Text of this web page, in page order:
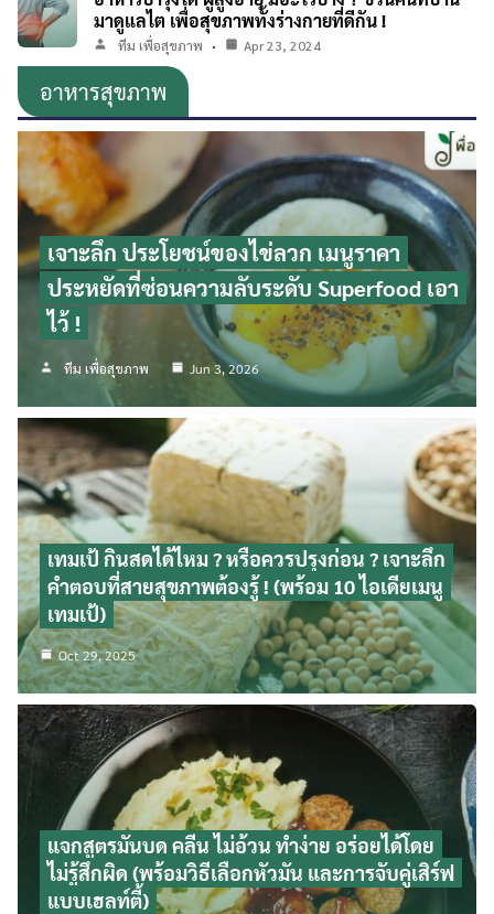
มาดูแลไต เพื่อสุขภาพทั้งร่างกายที่ดีกัน !
ทีม เพื่อสุขภาพ Apr 23, 2024
อาหารสุขภาพ
เจาะลึก ประโยชน์ของไข่ลวก เมนูราคา
ประหยัดที่ซ่อนความลับระดับ Superfood เอา
ไว้ !
ทีม เพื่อสุขภาพ Jun 3, 2026
เทมเป้ กินสดได้ไหม ? หรือควรปรุงก่อน ? เจาะลึก
คำตอบที่สายสุขภาพต้องรู้ ! (พร้อม 10 ไอเดียเมนู
เทมเป้)
Oct 29, 2025
แจกสูตรมันบด คลีน ไม่อ้วน ทำง่าย อร่อยได้โดย
ไม่รู้สึกผิด (พร้อมวิธีเลือกหัวมัน และการจับคู่เสิร์ฟ
แบบเฮลท์ตี้)